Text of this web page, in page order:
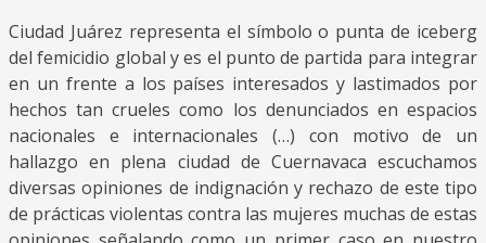
Ciudad Juárez representa el símbolo o punta de iceberg
del femicidio global y es el punto de partida para integrar
en un frente a los países interesados y lastimados por
hechos tan crueles como los denunciados en espacios
nacionales e internacionales (…) con motivo de un
hallazgo en plena ciudad de Cuernavaca escuchamos
diversas opiniones de indignación y rechazo de este tipo
de prácticas violentas contra las mujeres muchas de estas